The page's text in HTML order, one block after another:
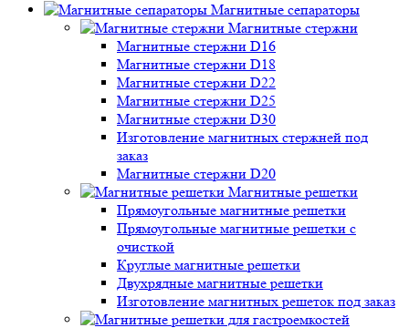
Магнитные сепараторы
Магнитные стержни
Магнитные стержни D16
Магнитные стержни D18
Магнитные стержни D22
Магнитные стержни D25
Магнитные стержни D30
Изготовление магнитных стержней под
заказ
Магнитные стержни D20
Магнитные решетки
Прямоугольные магнитные решетки
Прямоугольные магнитные решетки с
очисткой
Круглые магнитные решетки
Двухрядные магнитные решетки
Изготовление магнитных решеток под заказ